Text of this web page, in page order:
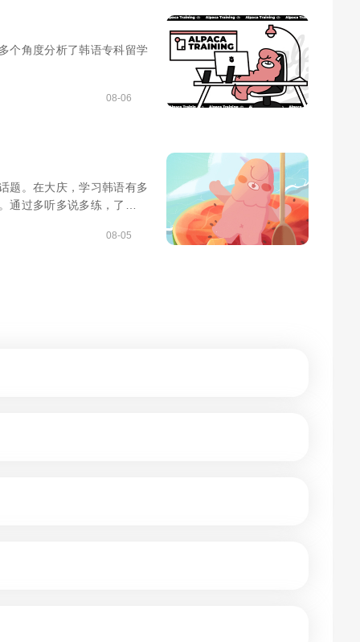
个角度分析了韩语专科留学
08-06
题。在大庆，学习韩语有多
通过多听多说多练，了解语
08-05